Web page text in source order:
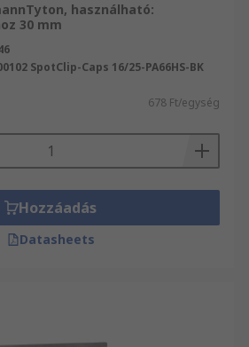
használható:
30 mm
SpotClip-Caps 16/25-PA66HS-BK
678 Ft/egység
Hozzáadás
Datasheets